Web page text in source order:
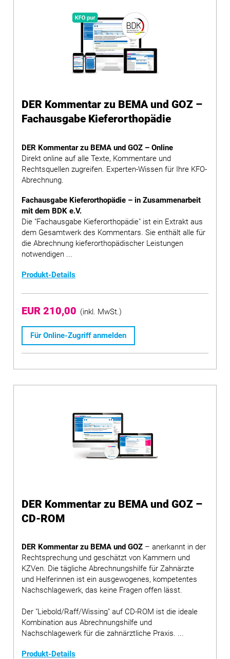
DER Kommentar zu BEMA und GOZ –
Fachausgabe Kieferorthopädie
DER Kommentar zu BEMA und GOZ – Online
Direkt online auf alle Texte, Kommentare und
Rechtsquellen zugreifen. Experten-Wissen für Ihre KFO-
Abrechnung.
Fachausgabe Kieferorthopädie – in Zusammenarbeit
mit dem BDK e.V.
Die "Fachausgabe Kieferorthopädie" ist ein Extrakt aus
dem Gesamtwerk des Kommentars. Sie enthält alle für
die Abrechnung kieferorthopädischer Leistungen
notwendigen ...
Produkt-Details
EUR 210,00 (inkl. MwSt.)
Für Online-Zugriff anmelden
DER Kommentar zu BEMA und GOZ –
CD-ROM
DER Kommentar zu BEMA und GOZ – anerkannt in der
Rechtsprechung und geschätzt von Kammern und
KZVen. Die tägliche Abrechnungshilfe für Zahnärzte
und Helferinnen ist ein ausgewogenes, kompetentes
Nachschlagewerk, das keine Fragen offen lässt.
Der "Liebold/Raff/Wissing" auf CD-ROM ist die ideale
Kombination aus Abrechnungshilfe und
Nachschlagewerk für die zahnärztliche Praxis. ...
Produkt-Details